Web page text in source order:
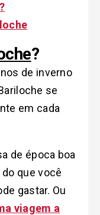
?
de inverno
se
em cada
de época boa
que você
gastar. Ou
viagem a